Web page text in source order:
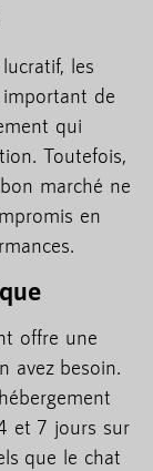
les
de
qui
Toutefois,
marché ne
en
offre une
avez besoin.
et 7 jours sur
que le chat